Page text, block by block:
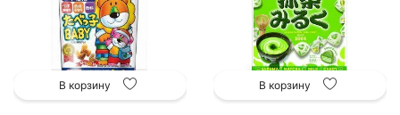
В корзину В корзину